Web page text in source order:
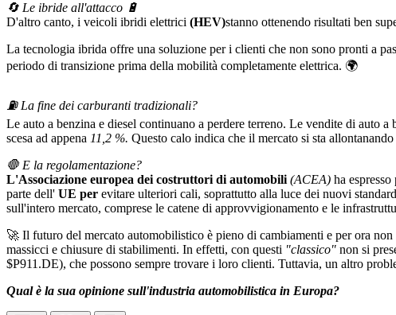
🔄 Le ibride all'attacco 🔋
D'altro canto, i veicoli ibridi elettrici (HEV)stanno ottenendo risultati ben
La tecnologia ibrida offre una soluzione per i clienti che non sono pronti a
periodo di transizione prima della mobilità completamente elettrica. 🌍
⛽️ La fine dei carburanti tradizionali?
Le auto a benzina e diesel continuano a perdere terreno. Le vendite di auto a
scesa ad appena 11,2 %. Questo calo indica che il mercato si sta
🛑 E la regolamentazione?
L'Associazione europea dei costruttori di automobili (ACEA) ha
parte dell' UE per evitare ulteriori cali, soprattutto alla luce dei nuovi
sull'intero mercato, comprese le catene di approvvigionamento e le
🚀 Il futuro del mercato automobilistico è pieno di cambiamenti e per ora
massicci e chiusure di stabilimenti. In effetti, con questi "classico" non si
$P911.DE), che possono sempre trovare i loro clienti. Tuttavia, un altro
Qual è la sua opinione sull'industria automobilistica in Europa?